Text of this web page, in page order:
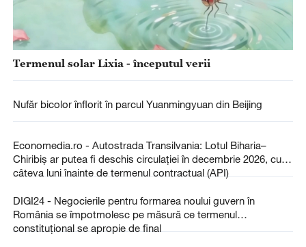
Termenul solar Lixia - începutul verii
Nufăr bicolor înflorit în parcul Yuanmingyuan din Beijing
Economedia.ro - Autostrada Transilvania: Lotul Biharia–
Chiribiș ar putea fi deschis circulației în decembrie 2026, cu
câteva luni înainte de termenul contractual (API)
DIGI24 - Negocierile pentru formarea noului guvern în
România se împotmolesc pe măsură ce termenul
constituţional se apropie de final